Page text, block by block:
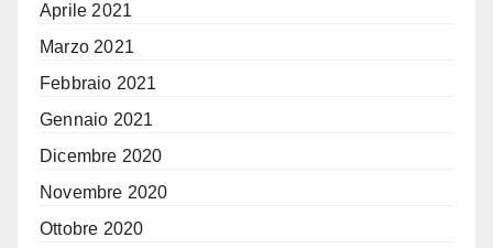
Aprile 2021
Marzo 2021
Febbraio 2021
Gennaio 2021
Dicembre 2020
Novembre 2020
Ottobre 2020